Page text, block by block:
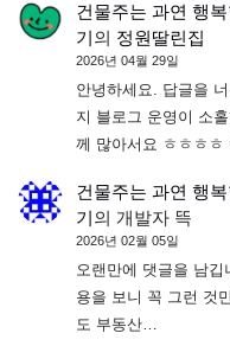
건물주는 과연 행
기의 정원딸린집
2026년 04월 29일
안녕하세요. 답글을
지 블로그 운영이 소
께 많아서요 ㅎㅎㅎㅎ
건물주는 과연 행
기의 개발자 뜩
2026년 02월 05일
오랜만에 댓글을 남
용을 보니 꼭 그런 것
도 부동산…